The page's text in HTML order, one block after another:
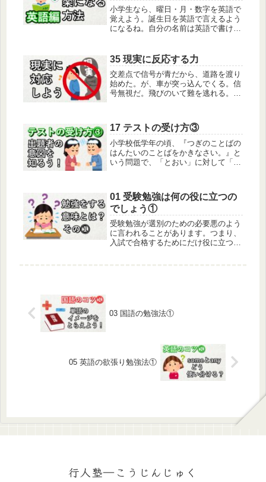
小学生なら、曜日・月・数字を英語で
覚えよう。誕生日を英語で言えるよう
になるね。自分の名前は英語で書ける
「イヌ」「たまご」「魚」「女の子」
「家」「氷」「跳ぶ」「蹴る」「足」
「...
35 現実に反応する力
交差点で信号が青だから、道路を渡り
始めた。が、車が突っ込んでくる。信
号無視だ。飛びのいて難を逃れる。こ
事盲腸の手術が終わり事なきを得る。
これも簡単かもしれない。昔、運動部
で...
17 テストの受け方③
小学校低学年の頃、『つぎのことばの
はんたいのことばをかきなさい。』と
いう問題で、「とおい」に対して「い
す。そう答える子供たちは、言葉の持
つ音に興味を持っています。「『てぶ
くろ...
01 受験勉強は何の役に立つの
でしょう①
受験勉強が​選別のための必要悪のよう
に言われることがあります。つまり、
入試で合格するためにだけ役に立つ
03 国語の勉強法①
05 英語の欲張り勉強法①
行人塾―こうじんじゅく